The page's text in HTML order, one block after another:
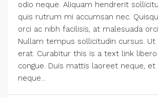
odio neque. Aliquam hendrerit
quis rutrum mi accumsan nec.
orci ac nibh facilisis, at malesuada
Nullam tempus sollicitudin cursus. Ut
erat. Curabitur this is a text link
congue. Duis mattis laoreet neque, et
neque...